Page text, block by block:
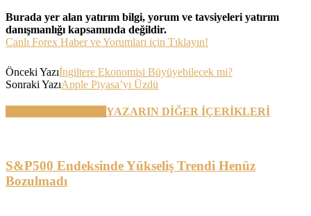
Burada yer alan yatırım bilgi, yorum ve tavsiyeleri yatırım
danışmanlığı kapsamında değildir.
Canlı Forex Haber ve Yorumları için Tıklayın!
Önceki Yazıİngiltere Ekonomisi Büyüyebilecek mi?
Sonraki YazıApple Piyasa’yı Üzdü
YAZARIN DİĞER İÇERİKLERİ
S&P500 Endeksinde Yükseliş Trendi Henüz
Bozulmadı